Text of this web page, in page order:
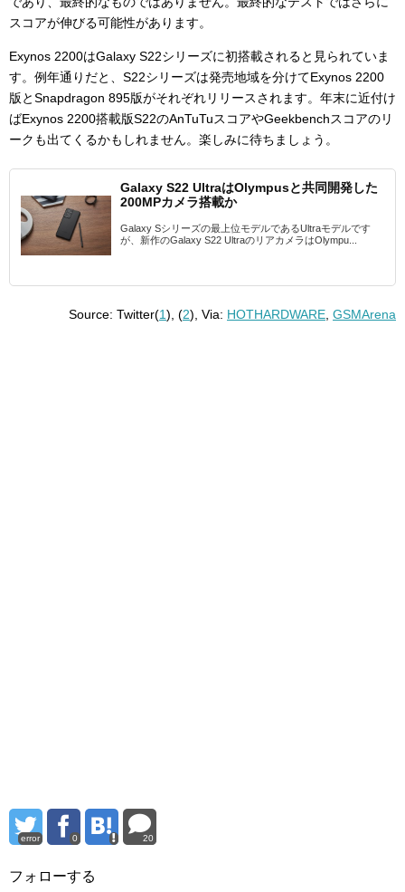
スコアが伸びる可能性があります。
Exynos 2200はGalaxy S22シリーズに初搭載されると見られていま
す。例年通りだと、S22シリーズは発売地域を分けてExynos 2200
版とSnapdragon 895版がそれぞれリリースされます。年末に近付け
ばExynos 2200搭載版S22のAnTuTuスコアやGeekbenchスコアのリ
ークも出てくるかもしれません。楽しみに待ちましょう。
Galaxy S22 UltraはOlympusと共同開発した
200MPカメラ搭載か
Galaxy Sシリーズの最上位モデルであるUltraモデルです
が、新作のGalaxy S22 UltraのリアカメラはOlympu...
Source: Twitter(1), (2), Via: HOTHARDWARE GSMArena
error 0 20
フォローする